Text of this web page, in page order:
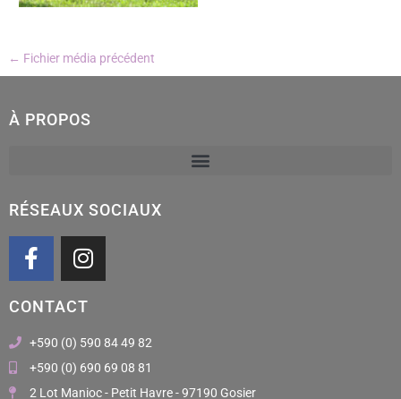
← Fichier média précédent
À PROPOS
RÉSEAUX SOCIAUX
F
a
e
b
o
o
I
n
t
a
g
r
CONTACT
+590 (0) 590 84 49 82
+590 (0) 690 69 08 81
2 Lot Manioc - Petit Havre - 97190 Gosier